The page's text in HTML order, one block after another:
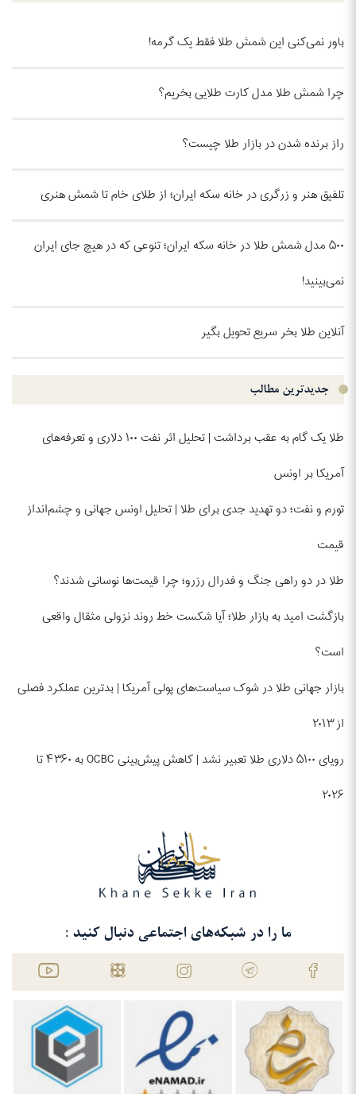
باور نمی‌کنی این شمش طلا فقط یک گرمه!
چرا شمش طلا مدل کارت طلایی بخریم؟
راز برنده شدن در بازار طلا چیست؟
تلفیق هنر و زرگری در خانه سکه ایران؛ از طلای خام تا شمش هنری
۵۰۰ مدل شمش طلا در خانه سکه ایران؛ تنوعی که در هیچ جای ایران
نمی‌بینید!
آنلاین طلا بخر سریع تحویل بگیر
جدیدترین مطالب
طلا یک گام به عقب برداشت | تحلیل اثر نفت ۱۰۰ دلاری و تعرفه‌های
آمریکا بر اونس
تورم و نفت؛ دو تهدید جدی برای طلا | تحلیل اونس جهانی و چشم‌انداز
قیمت
طلا در دو راهی جنگ و فدرال رزرو؛ چرا قیمت‌ها نوسانی شدند؟
بازگشت امید به بازار طلا؛ آیا شکست خط روند نزولی مثقال واقعی
است؟
بازار جهانی طلا در شوک سیاست‌های پولی آمریکا | بدترین عملکرد فصلی
از ۲۰۱۳
رویای ۵۱۰۰ دلاری طلا تعبیر نشد | کاهش پیش‌بینی OCBC به ۴۳۶۰ تا
۲۰۲۶
ما را در شبکه‌های اجتماعی دنبال کنید :